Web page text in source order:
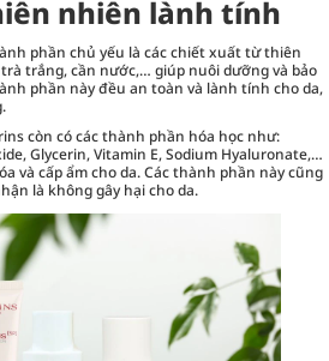
nhiên lành tính
phần chủ yếu là các chiết xuất từ thiên
trắng, cần nước,… giúp nuôi dưỡng và bảo
phần này đều an toàn và lành tính cho da,
còn có các thành phần hóa học như:
Glycerin, Vitamin E, Sodium Hyaluronate,…
và cấp ẩm cho da. Các thành phần này cũng
là không gây hại cho da.